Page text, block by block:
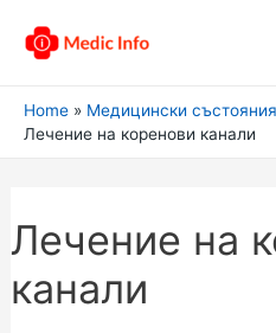
Home
Медицински
Лечение на коренови канали
Лечение на
канали